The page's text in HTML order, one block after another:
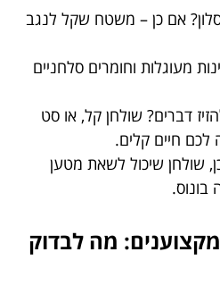
אם כן – משטח שקל לנגב
מעוגלות וחומרים סלחניים
דברים? שולחן קל, או סט
לכם חיים קלים.
שולחן שיכול לשאת מטען
בונוס.
מקצוענים: מה לבדוק